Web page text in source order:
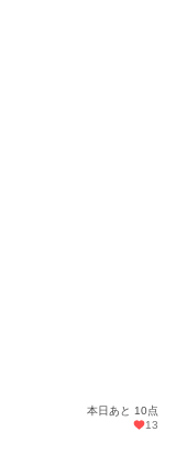
本日あと 10点
13